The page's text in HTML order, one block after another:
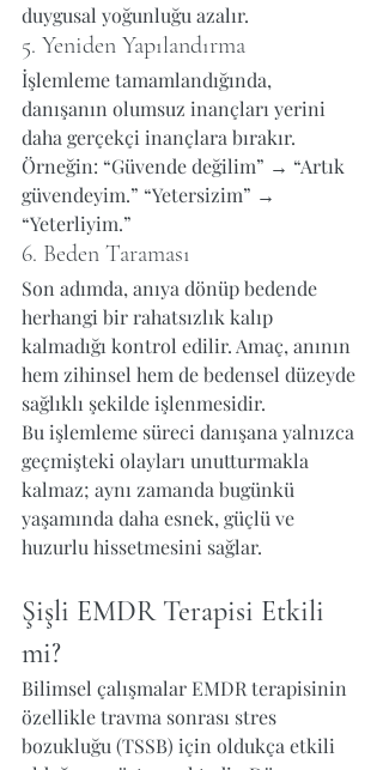
duygusal yoğunluğu azalır.
5. Yeniden Yapılandırma
İşlemleme tamamlandığında,
danışanın olumsuz inançları yerini
daha gerçekçi inançlara bırakır.
Örneğin: “Güvende değilim” → “Artık
güvendeyim.” “Yetersizim” →
“Yeterliyim.”
6. Beden Taraması
Son adımda, anıya dönüp bedende
herhangi bir rahatsızlık kalıp
kalmadığı kontrol edilir. Amaç, anının
hem zihinsel hem de bedensel düzeyde
sağlıklı şekilde işlenmesidir.
Bu işlemleme süreci danışana yalnızca
geçmişteki olayları unutturmakla
kalmaz; aynı zamanda bugünkü
yaşamında daha esnek, güçlü ve
huzurlu hissetmesini sağlar.
Şişli EMDR Terapisi Etkili
mi?
Bilimsel çalışmalar EMDR terapisinin
özellikle travma sonrası stres
bozukluğu (TSSB) için oldukça etkili